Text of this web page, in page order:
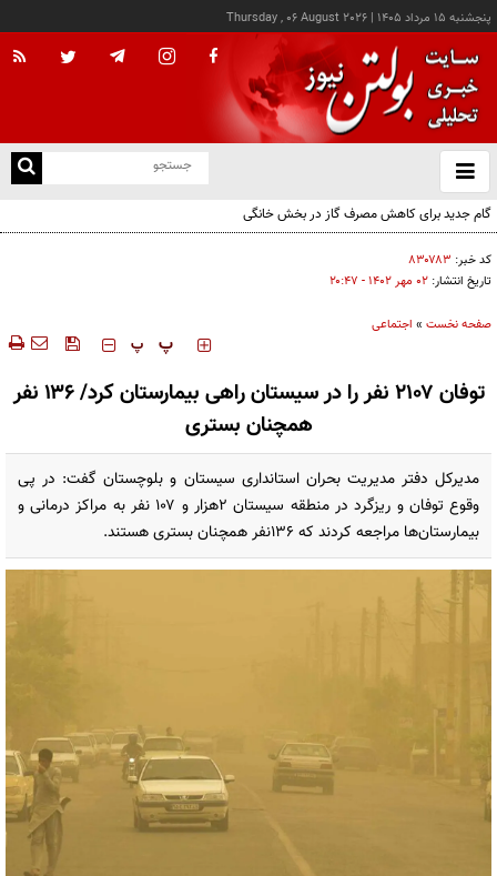
پنجشنبه ۱۵ مرداد ۱۴۰۵ |
Thursday , 06 August 2026
باز
و
گام جدید برای کاهش مصرف گاز در بخش خانگی
کد خبر: ۸۳۰۷۸۳
تاریخ انتشار: ۰۲ مهر ۱۴۰۲ - ۲۰:۴۷
صفحه نخست » اجتماعی
‍‍‍ پ پ
توفان ۲۱۰۷ نفر را در سیستان راهی بیمارستان کرد/ ۱۳۶ نفر
همچنان بستری
مدیرکل دفتر مدیریت بحران استانداری سیستان و بلوچستان گفت: در پی
وقوع توفان و ریزگرد در منطقه سیستان ۲هزار و ۱۰۷ نفر به مراکز درمانی و
بیمارستان‌ها مراجعه کردند که ۱۳۶نفر همچنان بستری هستند.